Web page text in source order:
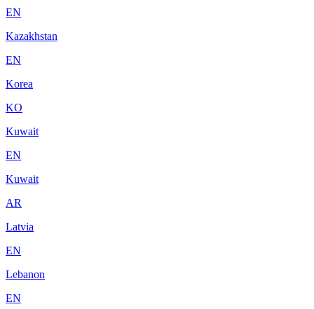
EN
Kazakhstan
EN
Korea
KO
Kuwait
EN
Kuwait
AR
Latvia
EN
Lebanon
EN